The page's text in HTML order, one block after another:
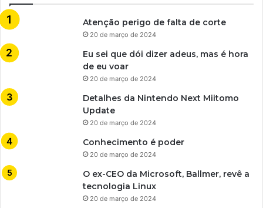
Atenção perigo de falta de corte
20 de março de 2024
Eu sei que dói dizer adeus, mas é hora
de eu voar
20 de março de 2024
Detalhes da Nintendo Next Miitomo
Update
20 de março de 2024
Conhecimento é poder
20 de março de 2024
O ex-CEO da Microsoft, Ballmer, revê a
tecnologia Linux
20 de março de 2024